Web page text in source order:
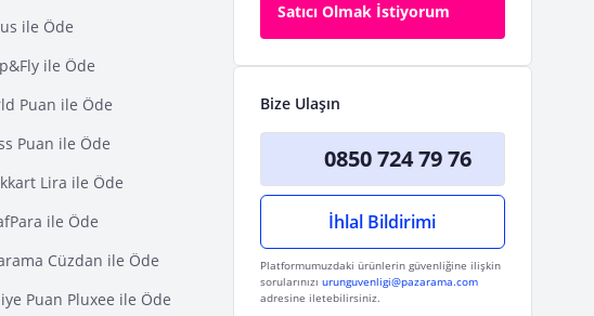
ile Öde
ile Öde
Puan ile Öde
Puan ile Öde
Lira ile Öde
ile Öde
Cüzdan ile Öde
Puan Pluxee ile Öde
Satıcı Olmak İstiyorum
Bize Ulaşın
0850 724 79 76
İhlal Bildirimi
Platformumuzdaki ürünlerin güvenliğine ilişkin
sorularınızı urunguvenligi@pazarama.com
adresine iletebilirsiniz.